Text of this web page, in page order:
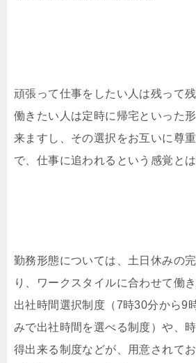
頑張って仕事をしたい人は残って
働きたい人は定時に帰宅といった
来ますし、その選択をお互いに尊
で、仕事に追われるという感覚と
勤務形態については、土日休みの
り、ワークスタイルに合わせて働
出社時間選択制度（7時30分から9
みで出社時間を選べる制度）や、
得出来る制度などが、用意されて